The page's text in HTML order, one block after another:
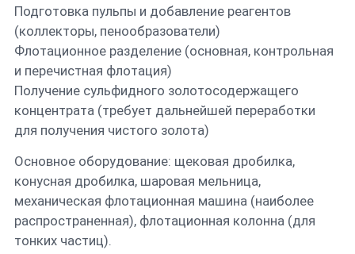
Подготовка пульпы и добавление реагентов
(коллекторы, пенообразователи)
Флотационное разделение (основная, контрольная
и перечистная флотация)
Получение сульфидного золотосодержащего
концентрата (требует дальнейшей переработки
для получения чистого золота)
Основное оборудование: щековая дробилка,
конусная дробилка, шаровая мельница,
механическая флотационная машина (наиболее
распространенная), флотационная колонна (для
тонких частиц).